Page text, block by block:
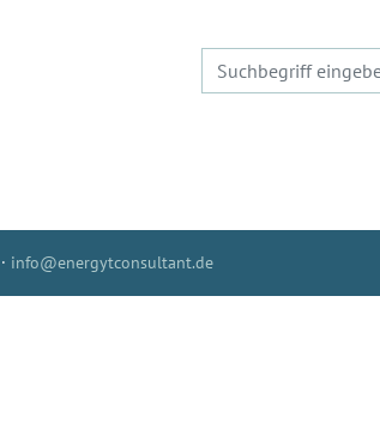
· info@energytconsultant.de